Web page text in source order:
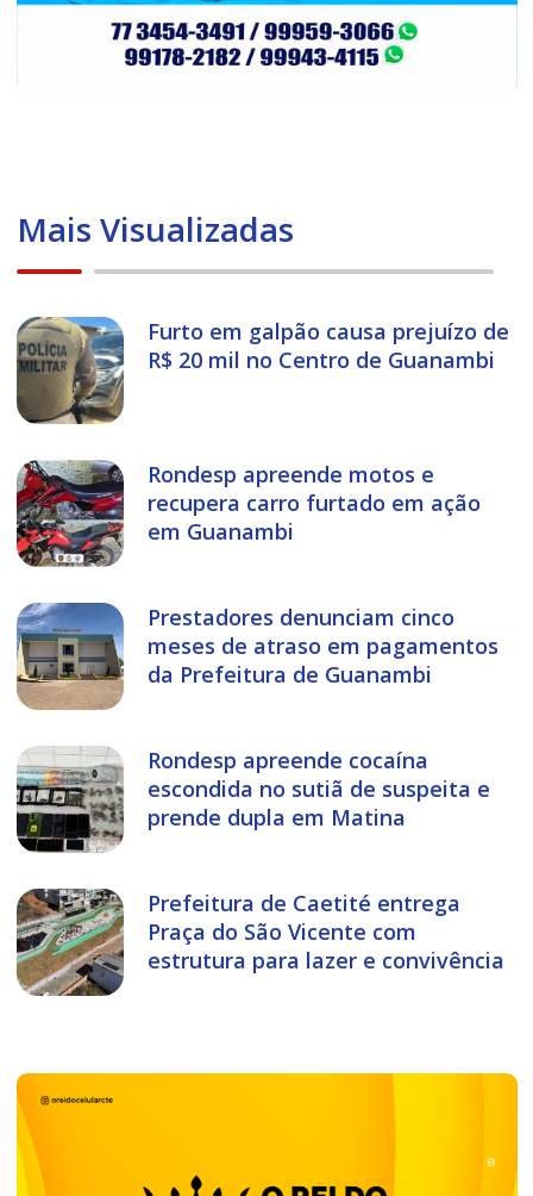
Mais Visualizadas
Furto em galpão causa prejuízo de
R$ 20 mil no Centro de Guanambi
Rondesp apreende motos e
recupera carro furtado em ação
em Guanambi
Prestadores denunciam cinco
meses de atraso em pagamentos
da Prefeitura de Guanambi
Rondesp apreende cocaína
escondida no sutiã de suspeita e
prende dupla em Matina
Prefeitura de Caetité entrega
Praça do São Vicente com
estrutura para lazer e convivência